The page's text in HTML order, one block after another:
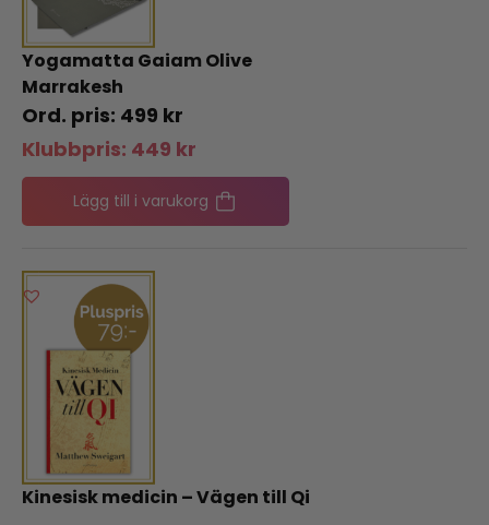
Yogamatta Gaiam Olive
Marrakesh
499 kr
Klubbpris: 449 kr
Lägg till i varukorg
Kinesisk medicin – Vägen till Qi